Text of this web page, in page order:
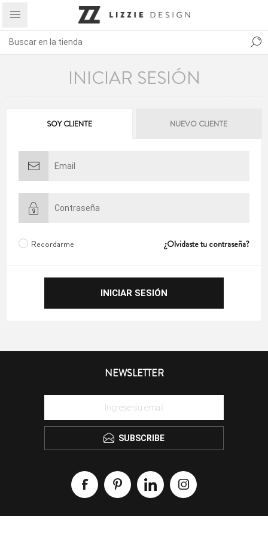
INICIAR SESIÓN
SOY CLIENTE NUEVO CLIENTE
Recordarme ¿Olvidaste tu contraseña?
NEWSLETTER
SUBSCRIBE